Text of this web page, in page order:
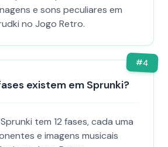
e sons peculiares em
no Jogo Retro.
#4
existem em Sprunki?
tem 12 fases, cada uma
e imagens musicais